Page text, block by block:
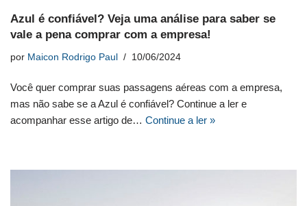
Azul é confiável? Veja uma análise para saber se
vale a pena comprar com a empresa!
por Maicon Rodrigo Paul 10/06/2024
Você quer comprar suas passagens aéreas com a empresa,
mas não sabe se a Azul é confiável? Continue a ler e
acompanhar esse artigo de… Continue a ler »